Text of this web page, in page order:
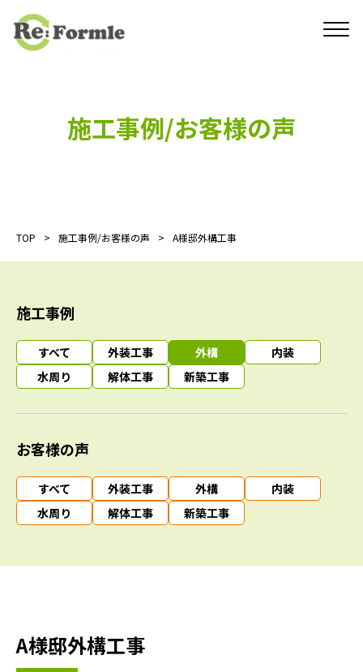
施工事例/お客様の声
TOP 施工事例/お客様の声 A様邸外構工事
施工事例
すべて 外装工事 外構
内装
水周り
解体工事 新築工事
お客様の声
すべて 外装工事 外構
内装
水周り
解体工事 新築工事
A様邸外構工事